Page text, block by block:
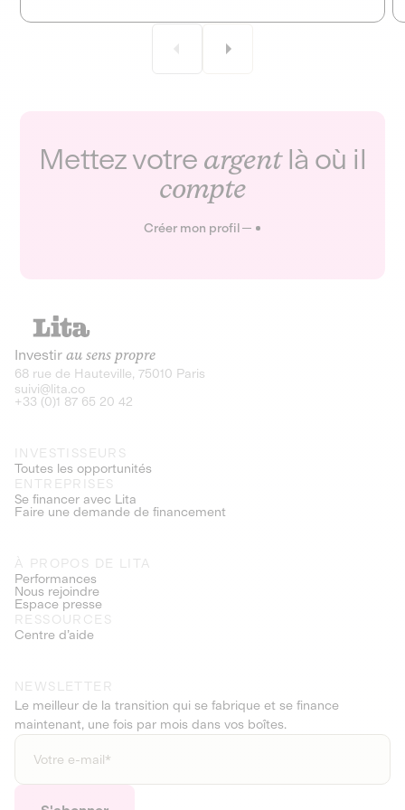
Mettez votre argentlà où il
compte
Créer mon profil
Investir au sens propre
68 rue de Hauteville, 75010 Paris
suivi@lita.co
+33 (0)1 87 65 20 42
INVESTISSEURS
Toutes les opportunités
ENTREPRISES
Se financer avec Lita
Faire une demande de financement
À PROPOS DE LITA
Performances
Nous rejoindre
Espace presse
RESSOURCES
Centre d’aide
NEWSLETTER
Le meilleur de la transition qui se fabrique et se finance
maintenant, une fois par mois dans vos boîtes.